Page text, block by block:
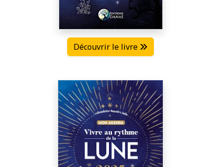
Découvrir le livre